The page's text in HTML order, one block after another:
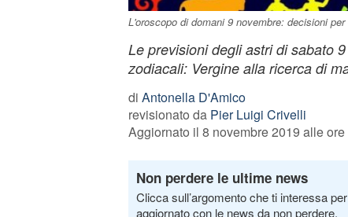
L'oroscopo di domani 9 novembre: decisioni
Le previsioni degli astri di sabato
zodiacali: Vergine alla ricerca di
di Antonella D'Amico
revisionato da Pier Luigi Crivelli
Aggiornato il 8 novembre 2019 alle ore
Non perdere le ultime news
Clicca sull’argomento che ti interessa
aggiornato con le news da non perdere.